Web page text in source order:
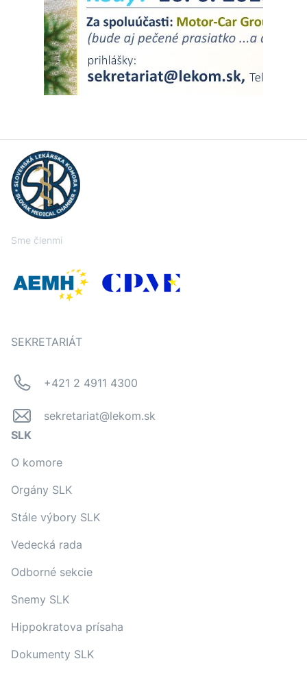
Sme členmi
SEKRETARIÁT
+421 2 4911 4300
sekretariat@lekom.sk
SLK
O komore
Orgány SLK
Stále výbory SLK
Vedecká rada
Odborné sekcie
Snemy SLK
Hippokratova prísaha
Dokumenty SLK